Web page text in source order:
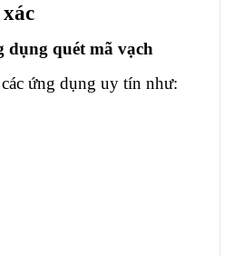
dụng quét mã vạch
ứng dụng uy tín như: